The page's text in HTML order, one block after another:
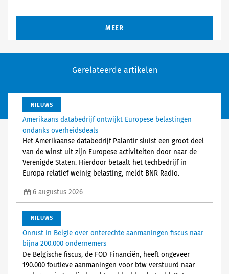
MEER
Gerelateerde artikelen
NIEUWS
Amerikaans databedrijf ontwijkt Europese belastingen
ondanks overheidsdeals
Het Amerikaanse databedrijf Palantir sluist een groot deel
van de winst uit zijn Europese activiteiten door naar de
Verenigde Staten. Hierdoor betaalt het techbedrijf in
Europa relatief weinig belasting, meldt BNR Radio.
6 augustus 2026
NIEUWS
Onrust in België over onterechte aanmaningen fiscus naar
bijna 200.000 ondernemers
De Belgische fiscus, de FOD Financiën, heeft ongeveer
190.000 foutieve aanmaningen voor btw verstuurd naar